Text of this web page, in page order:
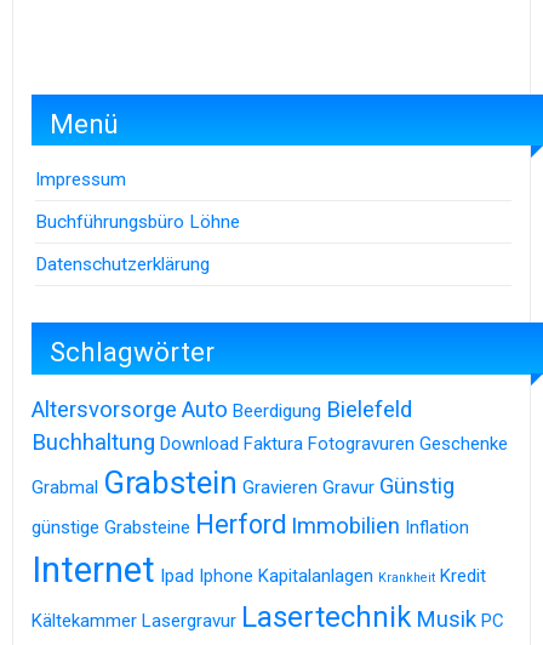
Menü
Impressum
Buchführungsbüro Löhne
Datenschutzerklärung
Schlagwörter
Altersvorsorge Auto Beerdigung Bielefeld
Buchhaltung Download Faktura Fotogravuren Geschenke
Grabmal Grabstein Gravieren Gravur Günstig
günstige Grabsteine Herford Immobilien Inflation
Internet Ipad Iphone Kapitalanlagen Krankheit Kredit
Kältekammer Lasergravur Lasertechnik Musik PC